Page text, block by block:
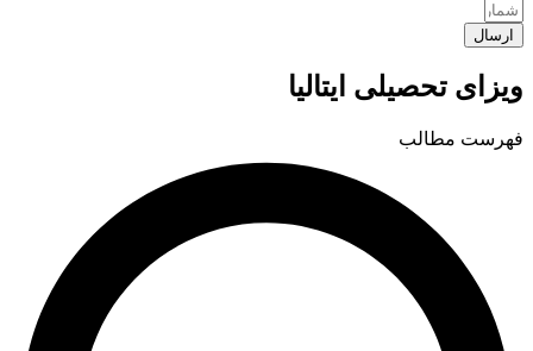
ارسال
ویزای تحصیلی ایتالیا
فهرست مطالب